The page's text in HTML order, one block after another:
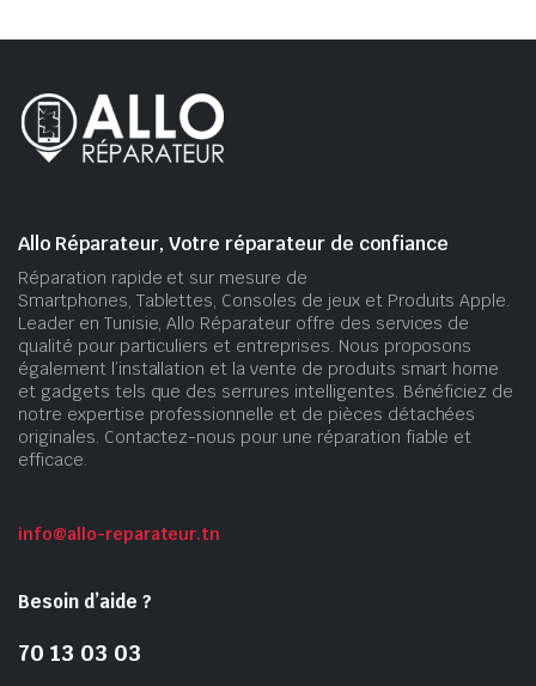
Allo Réparateur, Votre réparateur de confiance
Réparation rapide et sur mesure de
Smartphones, Tablettes, Consoles de jeux et Produits Apple.
Leader en Tunisie, Allo Réparateur offre des services de
qualité pour particuliers et entreprises. Nous proposons
également l’installation et la vente de produits smart home
et gadgets tels que des serrures intelligentes. Bénéficiez de
notre expertise professionnelle et de pièces détachées
originales. Contactez-nous pour une réparation fiable et
efficace.
info@allo-reparateur.tn
Besoin d’aide ?
70 13 03 03